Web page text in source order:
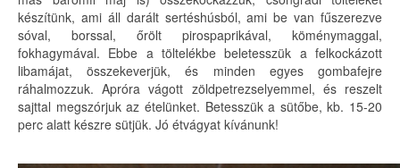
készítünk, ami áll darált sertéshúsból, ami be van fűszerezve
sóval, borssal, őrölt pirospaprikával, köménymaggal,
fokhagymával. Ebbe a töltelékbe beletesszük a felkockázott
libamájat, összekeverjük, és minden egyes gombafejre
ráhalmozzuk. Apróra vágott zöldpetrezselyemmel, és reszelt
sajttal megszórjuk az ételünket. Betesszük a sütőbe, kb. 15-20
perc alatt készre sütjük. Jó étvágyat kívánunk!